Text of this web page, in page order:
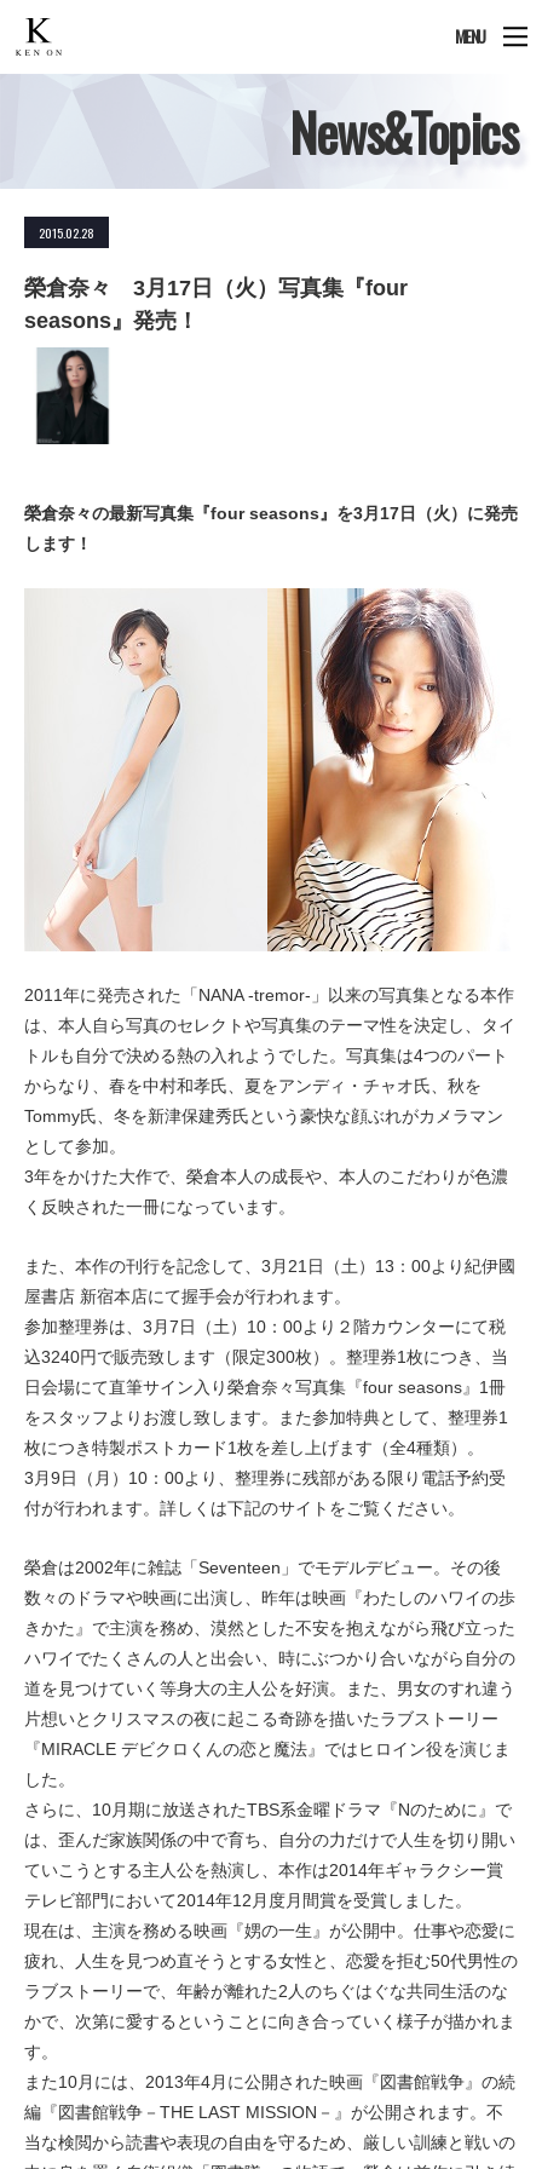
MENU
News&Topics
2015.02.28
榮倉奈々 3月17日（火）写真集『four
seasons』発売！
榮倉奈々の最新写真集『four seasons』を3月17日（火）に発売
します！
2011年に発売された「NANA -tremor-」以来の写真集となる本作
は、本人自ら写真のセレクトや写真集のテーマ性を決定し、タイ
トルも自分で決める熱の入れようでした。写真集は4つのパート
からなり、春を中村和孝氏、夏をアンディ・チャオ氏、秋を
Tommy氏、冬を新津保建秀氏という豪快な顔ぶれがカメラマン
として参加。
3年をかけた大作で、榮倉本人の成長や、本人のこだわりが色濃
く反映された一冊になっています。
また、本作の刊行を記念して、3月21日（土）13：00より紀伊國
屋書店 新宿本店にて握手会が行われます。
参加整理券は、3月7日（土）10：00より２階カウンターにて税
込3240円で販売致します（限定300枚）。整理券1枚につき、当
日会場にて直筆サイン入り榮倉奈々写真集『four seasons』1冊
をスタッフよりお渡し致します。また参加特典として、整理券1
枚につき特製ポストカード1枚を差し上げます（全4種類）。
3月9日（月）10：00より、整理券に残部がある限り電話予約受
付が行われます。詳しくは下記のサイトをご覧ください。
榮倉は2002年に雑誌「Seventeen」でモデルデビュー。その後
数々のドラマや映画に出演し、昨年は映画『わたしのハワイの歩
きかた』で主演を務め、漠然とした不安を抱えながら飛び立った
ハワイでたくさんの人と出会い、時にぶつかり合いながら自分の
道を見つけていく等身大の主人公を好演。また、男女のすれ違う
片想いとクリスマスの夜に起こる奇跡を描いたラブストーリー
『MIRACLE デビクロくんの恋と魔法』ではヒロイン役を演じま
した。
さらに、10月期に放送されたTBS系金曜ドラマ『Nのために』で
は、歪んだ家族関係の中で育ち、自分の力だけで人生を切り開い
ていこうとする主人公を熱演し、本作は2014年ギャラクシー賞
テレビ部門において2014年12月度月間賞を受賞しました。
現在は、主演を務める映画『娚の一生』が公開中。仕事や恋愛に
疲れ、人生を見つめ直そうとする女性と、恋愛を拒む50代男性の
ラブストーリーで、年齢が離れた2人のちぐはぐな共同生活のな
かで、次第に愛するということに向き合っていく様子が描かれま
す。
また10月には、2013年4月に公開された映画『図書館戦争』の続
編『図書館戦争－THE LAST MISSION－』が公開されます。不
当な検閲から読書や表現の自由を守るため、厳しい訓練と戦いの